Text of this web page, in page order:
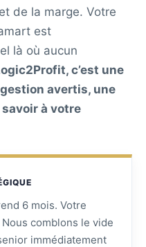
de la marge. Votre
est
là où aucun
c’est une
avertis, une
à votre
6 mois. Votre
comblons le vide
immédiatement